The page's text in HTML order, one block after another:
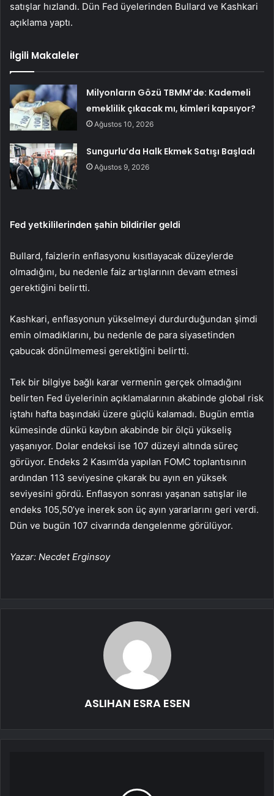
satışlar hızlandı. Dün Fed üyelerinden Bullard ve Kashkari
açıklama yaptı.
İlgili Makaleler
Milyonların Gözü TBMM’de: Kademeli
emeklilik çıkacak mı, kimleri kapsıyor?
Ağustos 10, 2026
Sungurlu’da Halk Ekmek Satışı Başladı
Ağustos 9, 2026
Fed yetkililerinden şahin bildiriler geldi
Bullard, faizlerin enflasyonu kısıtlayacak düzeylerde
olmadığını, bu nedenle faiz artışlarının devam etmesi
gerektiğini belirtti.
Kashkari, enflasyonun yükselmeyi durdurduğundan şimdi
emin olmadıklarını, bu nedenle de para siyasetinden
çabucak dönülmemesi gerektiğini belirtti.
Tek bir bilgiye bağlı karar vermenin gerçek olmadığını
belirten Fed üyelerinin açıklamalarının akabinde global risk
iştahı hafta başındaki üzere güçlü kalamadı. Bugün emtia
kümesinde dünkü kaybın akabinde bir ölçü yükseliş
yaşanıyor. Dolar endeksi ise 107 düzeyi altında süreç
görüyor. Endeks 2 Kasım’da yapılan FOMC toplantısının
ardından 113 seviyesine çıkarak bu ayın en yüksek
seviyesini gördü. Enflasyon sonrası yaşanan satışlar ile
endeks 105,50’ye inerek son üç ayın yararlarını geri verdi.
Dün ve bugün 107 civarında dengelenme görülüyor.
Yazar: Necdet Erginsoy
ASLIHAN ESRA ESEN